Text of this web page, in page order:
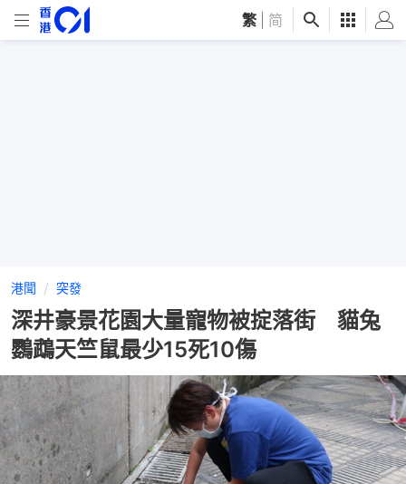
繁 简
港聞 突發
深井豪景花園大量寵物被掟落街 貓兔
鸚鵡天竺鼠最少15死10傷